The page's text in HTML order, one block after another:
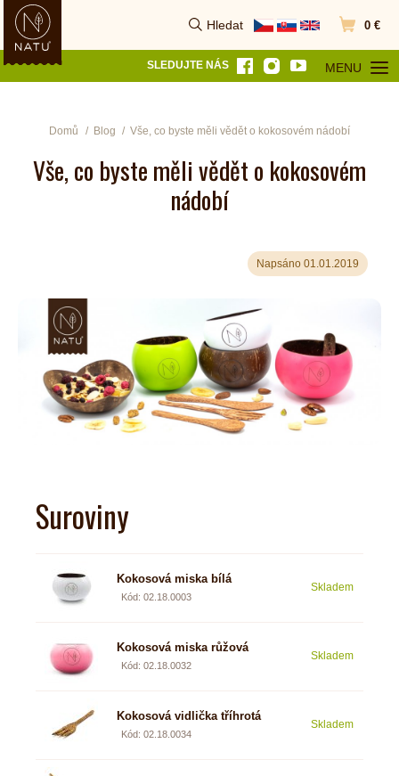
Hledat
Vyhledat Přejít do
0 €
SLEDUJTE NÁS MENU
OTEVŘÍT
Domů Blog Vše, co byste měli vědět o kokosovém nádobí
Vše, co byste měli vědět o kokosovém
nádobí
Napsáno 01.01.2019
Suroviny
Kokosová miska bílá
Kód: 02.18.0003
Skladem
Kokosová miska růžová
Kód: 02.18.0032
Skladem
Kokosová vidlička tříhrotá
Kód: 02.18.0034
Skladem